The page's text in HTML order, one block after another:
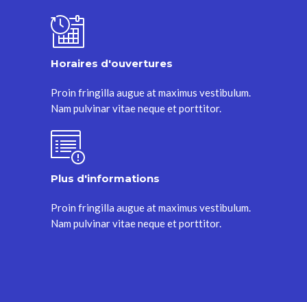
Horaires d'ouvertures
Proin fringilla augue at maximus vestibulum.
Nam pulvinar vitae neque et porttitor.
Plus d'informations
Proin fringilla augue at maximus vestibulum.
Nam pulvinar vitae neque et porttitor.